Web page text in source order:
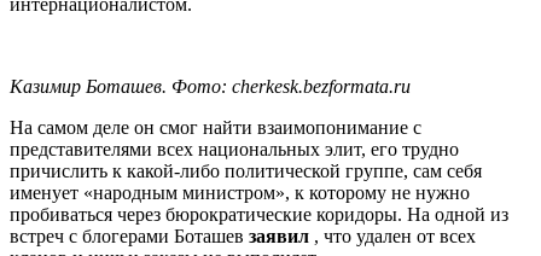
Казимир Боташев. Фото: cherkesk.bezformata.ru
На самом деле он смог найти взаимопонимание с
представителями всех национальных элит, его трудно
причислить к какой-либо политической группе, сам себя
именует «народным министром», к которому не нужно
пробиваться через бюрократические коридоры. На одной из
встреч с блогерами Боташев заявил , что удален от всех